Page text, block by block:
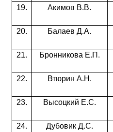
19.
Акимов В.В.
20.
Балаев Д.А.
21.
Бронникова Е.П.
22.
Втюрин А.Н.
23.
Высоцкий Е.С.
24.
Дубовик Д.С.